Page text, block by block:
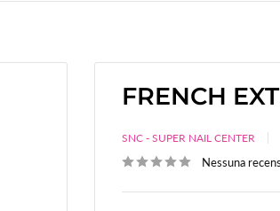
FRENCH
SNC - SUPER NAIL CENTER
Nessuna